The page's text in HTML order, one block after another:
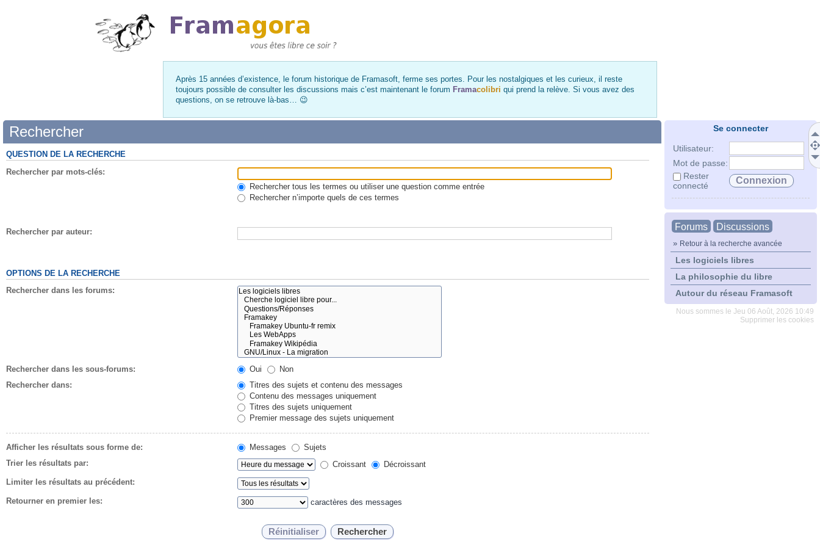
Après 15 années d’existence, le forum historique de Framasoft, ferme ses portes. Pour les nostalgiques et les curieux, il reste
toujours possible de consulter les discussions mais c’est maintenant le forum Framacolibri qui prend la relève. Si vous avez des
questions, on se retrouve là-bas… 😉
Se connecter
Utilisateur:
Mot de passe:
Rester
connecté
Forums Discussions
» Retour à la recherche avancée
Les logiciels libres
La philosophie du libre
Autour du réseau Framasoft
Nous sommes le Jeu 06 Août, 2026 10:49
Supprimer les cookies
Rechercher
QUESTION DE LA RECHERCHE
Rechercher par mots-clés:
Rechercher tous les termes ou utiliser une question comme entrée
Rechercher n’importe quels de ces termes
Rechercher par auteur:
OPTIONS DE LA RECHERCHE
Rechercher dans les forums:
Rechercher dans les sous-forums: Oui
Non
Rechercher dans:
Titres des sujets et contenu des messages
Contenu des messages uniquement
Titres des sujets uniquement
Premier message des sujets uniquement
Afficher les résultats sous forme de: Messages
Sujets
Trier les résultats par:
Croissant
Décroissant
Limiter les résultats au précédent:
Retourner en premier les: caractères des messages